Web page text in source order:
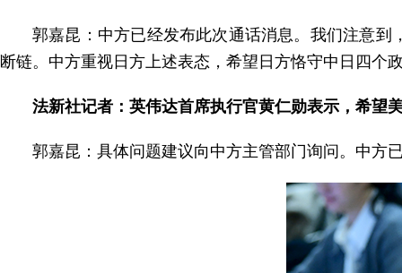
郭嘉昆：中方已经发布此次通话消息。我们注意
断链。中方重视日方上述表态，希望日方恪守中日四个
法新社记者：英伟达首席执行官黄仁勋表示，希望
郭嘉昆：具体问题建议向中方主管部门询问。中方